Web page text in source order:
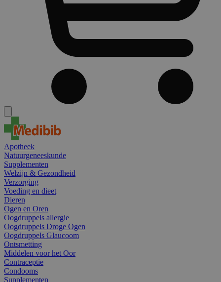
Apotheek
Natuurgeneeskunde
Supplementen
Welzijn & Gezondheid
Verzorging
Voeding en dieet
Dieren
Ogen en Oren
Oogdruppels allergie
Oogdruppels Droge Ogen
Oogdruppels Glaucoom
Ontsmetting
Middelen voor het Oor
Contraceptie
Condooms
Supplementen